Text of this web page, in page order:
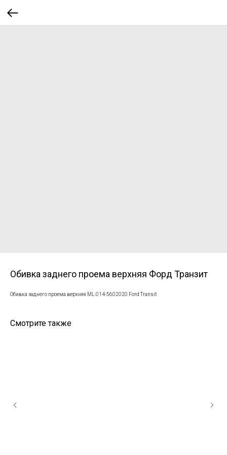
Обивка заднего проема верхняя Форд Транзит
Обивка заднего проема верхняя ML.014-5602020 Ford Transit
Смотрите также